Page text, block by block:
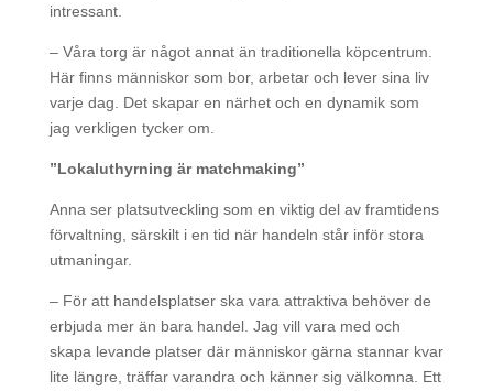
intressant.
– Våra torg är något annat än traditionella köpcentrum.
Här finns människor som bor, arbetar och lever sina liv
varje dag. Det skapar en närhet och en dynamik som
jag verkligen tycker om.
”Lokaluthyrning är matchmaking”
Anna ser platsutveckling som en viktig del av framtidens
förvaltning, särskilt i en tid när handeln står inför stora
utmaningar.
– För att handelsplatser ska vara attraktiva behöver de
erbjuda mer än bara handel. Jag vill vara med och
skapa levande platser där människor gärna stannar kvar
lite längre, träffar varandra och känner sig välkomna. Ett